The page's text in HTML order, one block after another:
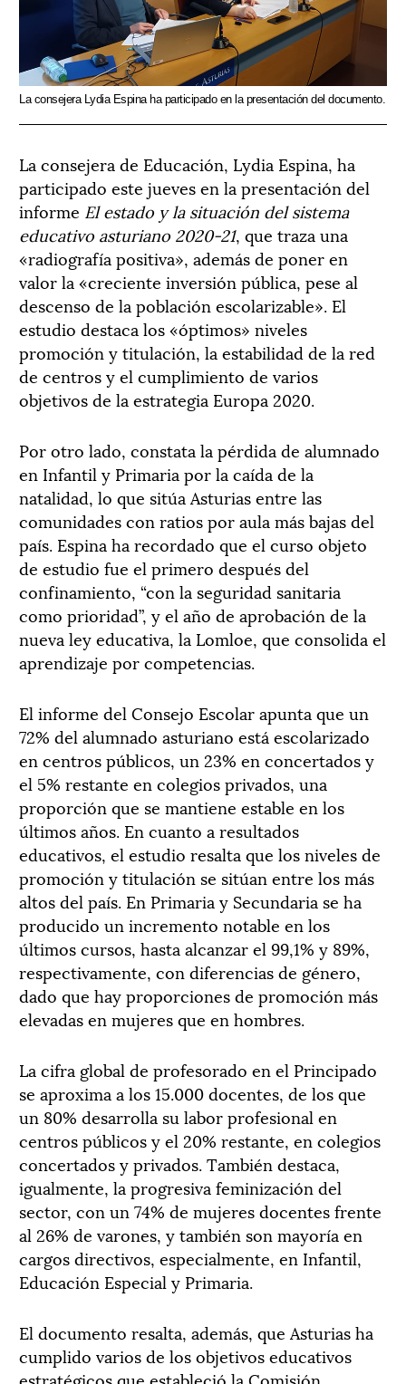
La consejera Lydia Espina ha participado en la presentación del documento.
La consejera de Educación, Lydia Espina, ha
participado este jueves en la presentación del
informe El estado y la situación del sistema
educativo asturiano 2020-21, que traza una
«radiografía positiva», además de poner en
valor la «creciente inversión pública, pese al
descenso de la población escolarizable». El
estudio destaca los «óptimos» niveles
promoción y titulación, la estabilidad de la red
de centros y el cumplimiento de varios
objetivos de la estrategia Europa 2020.
Por otro lado, constata la pérdida de alumnado
en Infantil y Primaria por la caída de la
natalidad, lo que sitúa Asturias entre las
comunidades con ratios por aula más bajas del
país. Espina ha recordado que el curso objeto
de estudio fue el primero después del
confinamiento, “con la seguridad sanitaria
como prioridad”, y el año de aprobación de la
nueva ley educativa, la Lomloe, que consolida el
aprendizaje por competencias.
El informe del Consejo Escolar apunta que un
72% del alumnado asturiano está escolarizado
en centros públicos, un 23% en concertados y
el 5% restante en colegios privados, una
proporción que se mantiene estable en los
últimos años. En cuanto a resultados
educativos, el estudio resalta que los niveles de
promoción y titulación se sitúan entre los más
altos del país. En Primaria y Secundaria se ha
producido un incremento notable en los
últimos cursos, hasta alcanzar el 99,1% y 89%,
respectivamente, con diferencias de género,
dado que hay proporciones de promoción más
elevadas en mujeres que en hombres.
La cifra global de profesorado en el Principado
se aproxima a los 15.000 docentes, de los que
un 80% desarrolla su labor profesional en
centros públicos y el 20% restante, en colegios
concertados y privados. También destaca,
igualmente, la progresiva feminización del
sector, con un 74% de mujeres docentes frente
al 26% de varones, y también son mayoría en
cargos directivos, especialmente, en Infantil,
Educación Especial y Primaria.
El documento resalta, además, que Asturias ha
cumplido varios de los objetivos educativos
estratégicos que estableció la Comisión